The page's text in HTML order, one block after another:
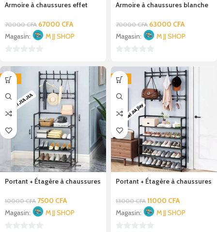
Armoire à chaussures effet
70000CFA 67000 CFA
Magasin:
M JJ SHOP
5
Armoire à chaussures blanche
70000CFA 63000 CFA
Magasin:
M JJ SHOP
5
-25%
Portant + Étagère à chaussures
10000CFA 7500 CFA
Magasin:
M JJ SHOP
-15%
Portant + Étagère à chaussures
13000CFA 11000 CFA
Magasin:
M JJ SHOP